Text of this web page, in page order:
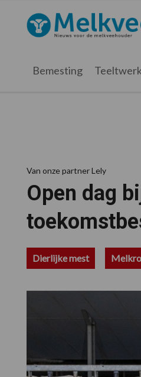
hoofdnavigatie
hoofd
eerste
voettekst
Melkveebedrijf.nl
Bemesting
Van onze partner Lely
Open dag
Dierlijke mest